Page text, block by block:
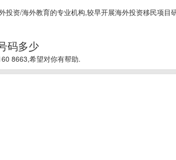
投资/海外教育的专业机构,较早开展海外投资移民项目
码多少
8663,希望对你有帮助.